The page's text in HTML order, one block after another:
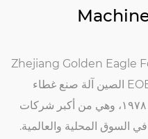
, تأسست عام ١٩٧٨، وهي من أكبر شركات
السوق المحلية والعالمية.